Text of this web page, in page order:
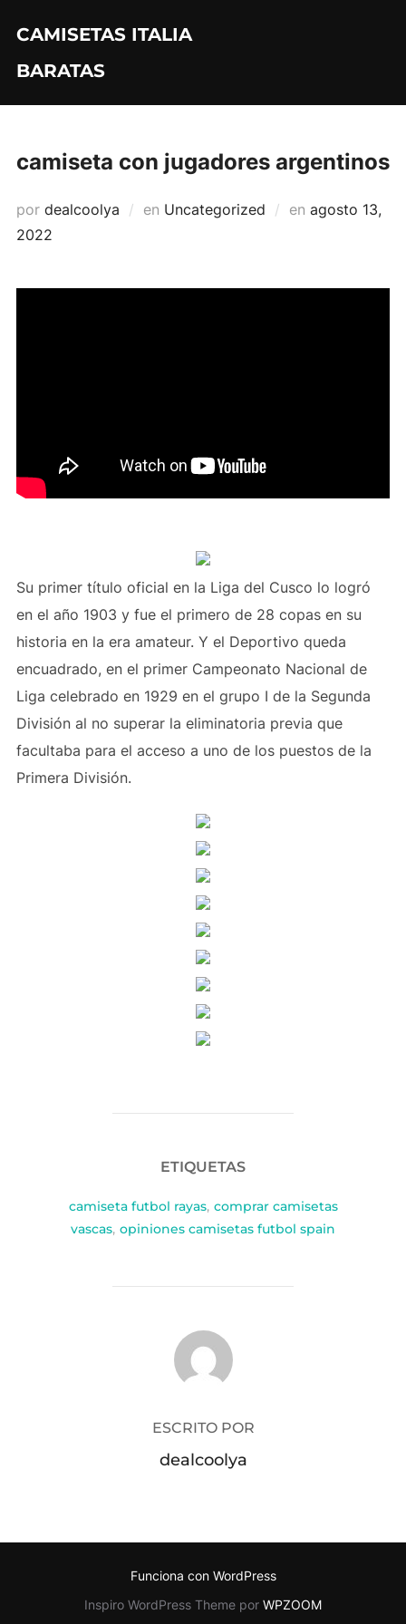
contenido
CAMISETAS ITALIA
BARATAS
camiseta con jugadores argentinos
por dealcoolya en Uncategorized en Publicado
agosto 13,
2022
Su primer título oficial en la Liga del Cusco lo logró
en el año 1903 y fue el primero de 28 copas en su
historia en la era amateur. Y el Deportivo queda
encuadrado, en el primer Campeonato Nacional de
Liga celebrado en 1929 en el grupo I de la Segunda
División al no superar la eliminatoria previa que
facultaba para el acceso a uno de los puestos de la
Primera División.
ETIQUETAS
camiseta futbol rayas, comprar camisetas
vascas, opiniones camisetas futbol spain
AUTOR DE LA PUBLICACIÓN
ESCRITO POR
dealcoolya
Funciona con WordPress
Inspiro WordPress Theme por WPZOOM